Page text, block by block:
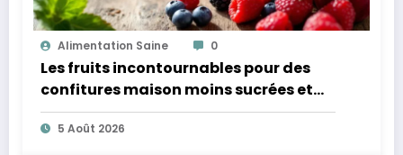
Alimentation Saine 0
Les fruits incontournables pour des
confitures maison moins sucrées et
plus légères
5 Août 2026